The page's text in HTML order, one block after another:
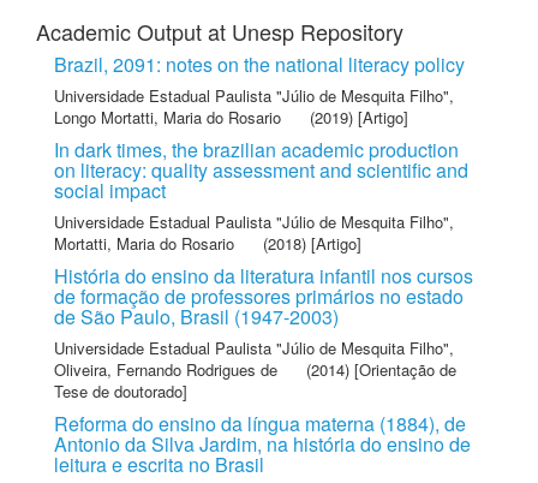
Academic Output at Unesp Repository
Brazil, 2091: notes on the national literacy policy
Universidade Estadual Paulista "Júlio de Mesquita Filho",
Longo Mortatti, Maria do Rosario
(2019) [Artigo]
In dark times, the brazilian academic production
on literacy: quality assessment and scientific and
social impact
Universidade Estadual Paulista "Júlio de Mesquita Filho",
Mortatti, Maria do Rosario
(2018) [Artigo]
História do ensino da literatura infantil nos cursos
de formação de professores primários no estado
de São Paulo, Brasil (1947-2003)
Universidade Estadual Paulista "Júlio de Mesquita Filho",
Oliveira, Fernando Rodrigues de
(2014) [Orientação de
Tese de doutorado]
Reforma do ensino da língua materna (1884), de
Antonio da Silva Jardim, na história do ensino de
leitura e escrita no Brasil